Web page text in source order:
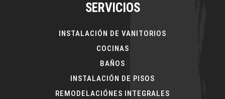
SERVICIOS
INSTALACIÓN DE VANITORIOS
COCINAS
BAÑOS
INSTALACIÓN DE PISOS
REMODELACIÓNES INTEGRALES